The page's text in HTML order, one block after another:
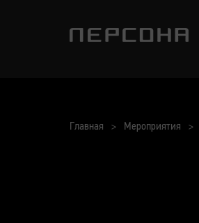
Главная Мероприятия